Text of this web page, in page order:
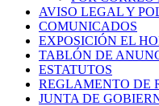
AVISO LEGAL Y
COMUNICADOS
EXPOSICIÓN EL
TABLÓN DE
ESTATUTOS
REGLAMENTO DE
JUNTA DE